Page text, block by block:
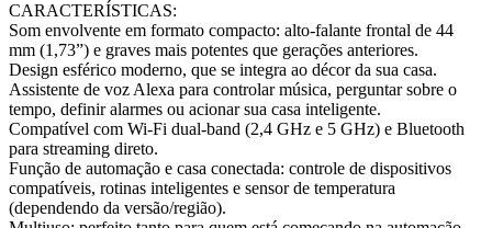
CARACTERÍSTICAS:
Som envolvente em formato compacto: alto-falante frontal de 44
mm (1,73”) e graves mais potentes que gerações anteriores.
Design esférico moderno, que se integra ao décor da sua casa.
Assistente de voz Alexa para controlar música, perguntar sobre o
tempo, definir alarmes ou acionar sua casa inteligente.
Compatível com Wi-Fi dual-band (2,4 GHz e 5 GHz) e Bluetooth
para streaming direto.
Função de automação e casa conectada: controle de dispositivos
compatíveis, rotinas inteligentes e sensor de temperatura
(dependendo da versão/região).